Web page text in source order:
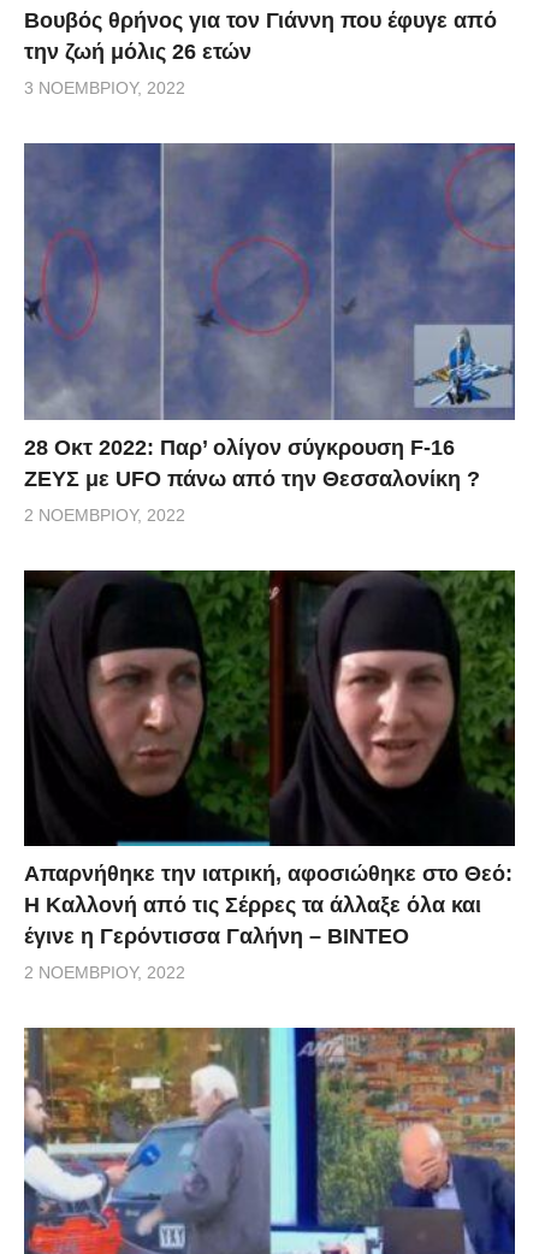
Βουβός θρήνος για τον Γιάννη που έφυγε από
την ζωή μόλις 26 ετών
3 ΝΟΕΜΒΡΊΟΥ, 2022
28 Οκτ 2022: Παρ’ ολίγον σύγκρουση F-16
ΖΕΥΣ με UFO πάνω από την Θεσσαλονίκη ?
2 ΝΟΕΜΒΡΊΟΥ, 2022
Απαρνήθηκε την ιατρική, αφοσιώθηκε στο Θεό:
Η Καλλονή από τις Σέρρες τα άλλαξε όλα και
έγινε η Γερόντισσα Γαλήνη – ΒΙΝΤΕΟ
2 ΝΟΕΜΒΡΊΟΥ, 2022